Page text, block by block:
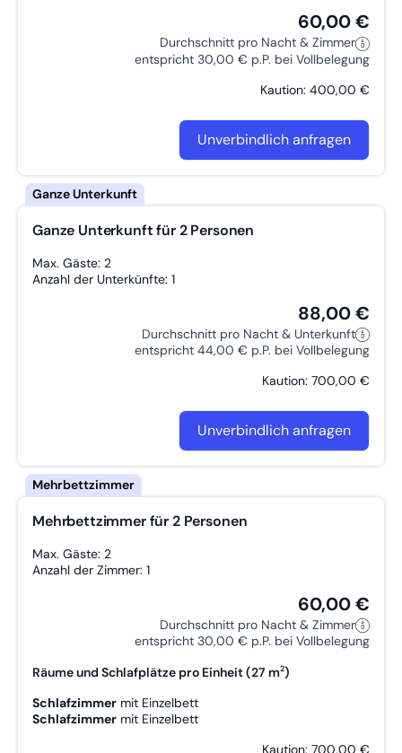
60,00 €
Durchschnitt pro Nacht & Zimmer
entspricht 30,00 € p.P. bei Vollbelegung
Kaution: 400,00 €
Unverbindlich anfragen
Ganze Unterkunft für 2 Personen
Max. Gäste: 2
Anzahl der Unterkünfte: 1
88,00 €
Durchschnitt pro Nacht & Unterkunft
entspricht 44,00 € p.P. bei Vollbelegung
Kaution: 700,00 €
Unverbindlich anfragen
Mehrbettzimmer für 2 Personen
Max. Gäste: 2
Anzahl der Zimmer: 1
60,00 €
Durchschnitt pro Nacht & Zimmer
entspricht 30,00 € p.P. bei Vollbelegung
Räume und Schlafplätze pro Einheit (27 m2)
Schlafzimmer mit Einzelbett
Schlafzimmer mit Einzelbett
Kaution: 700,00 €